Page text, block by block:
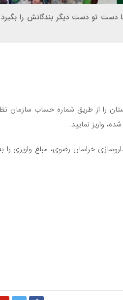
تو دست دیگر بندگانش را بگیرد
را از طریق شماره حساب سازمان
واریز نمایید.
خراسان رضوی، مبلغ واریزی را به